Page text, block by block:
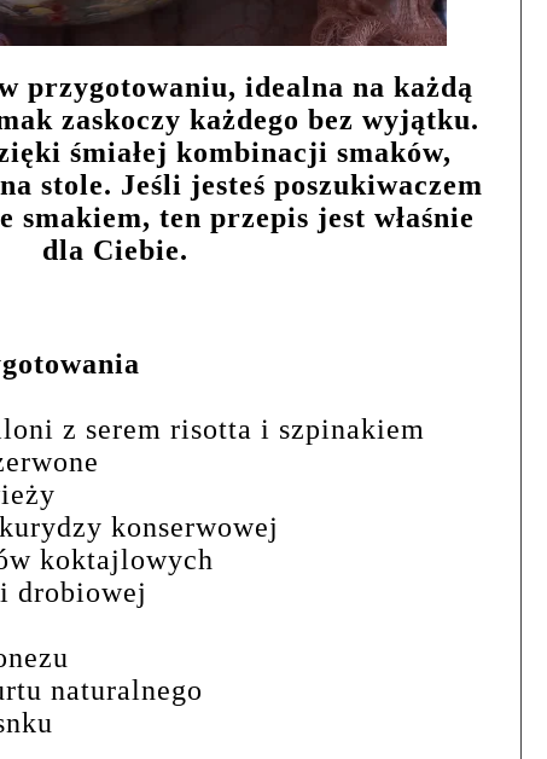
przygotowaniu, idealna na każdą
zaskoczy każdego bez wyjątku.
śmiałej kombinacji smaków,
stole. Jeśli jesteś poszukiwaczem
smakiem, ten przepis jest właśnie
dla Ciebie.
z serem risotta i szpinakiem
konserwowej
koktajlowych
drobiowej
naturalnego